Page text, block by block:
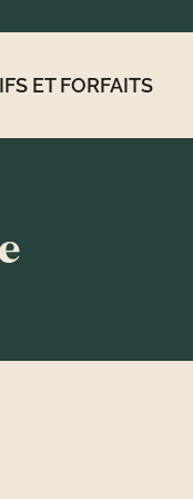
ET FORFAITS